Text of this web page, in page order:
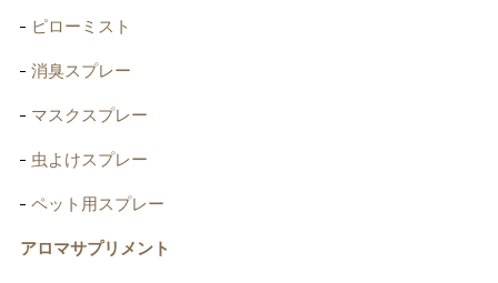
ピローミスト
消臭スプレー
マスクスプレー
虫よけスプレー
ペット用スプレー
アロマサプリメント